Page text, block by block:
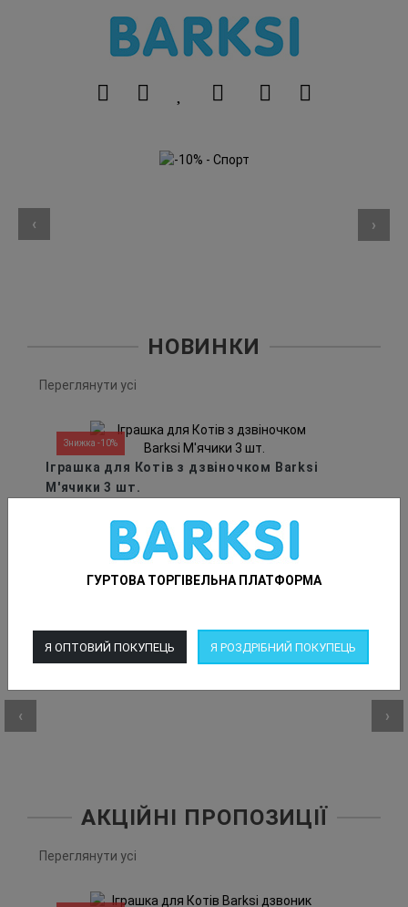
ГУРТОВА ТОРГІВЕЛЬНА ПЛАТФОРМА
Я ОПТОВИЙ ПОКУПЕЦЬ Я РОЗДРІБНИЙ ПОКУПЕЦЬ
‹ ›
НОВИНКИ
Переглянути усі
Знижка -10%
Іграшка для Котів з дзвіночком Barksi
М'ячики 3 шт.
Купити
‹ ›
АКЦІЙНІ ПРОПОЗИЦІЇ
Переглянути усі